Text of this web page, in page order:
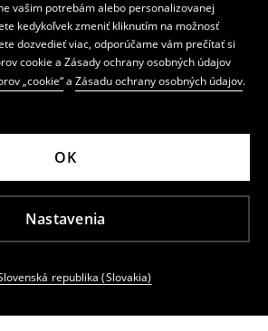
vašim potrebám alebo personalizovanej
kedykoľvek zmeniť kliknutím na možnosť
dozvedieť viac, odporúčame vám prečítať si
cookie a Zásady ochrany osobných údajov
„cookie“a Zásadu ochrany osobných údajov.
Nastavenia
OK
republika (Slovakia)